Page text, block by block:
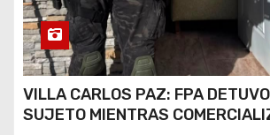
VILLA CARLOS PAZ: FPA
SUJETO MIENTRAS